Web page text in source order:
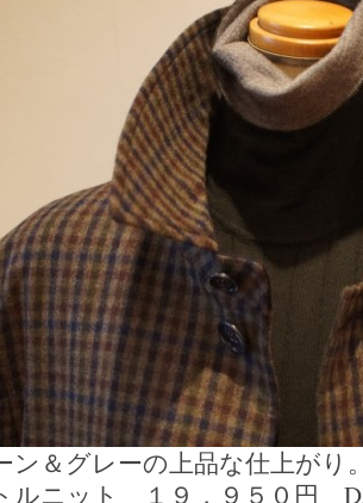
ン＆グレーの上品な仕上がり
ルニット １９，９５０円